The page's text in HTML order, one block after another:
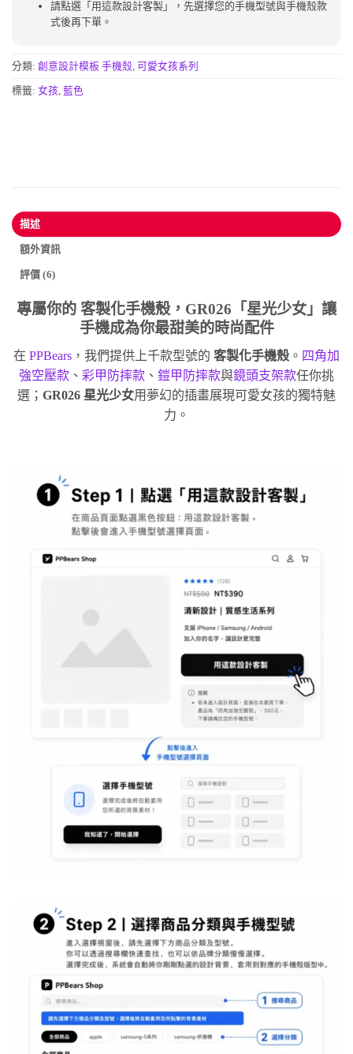
請點選「用這款設計客製」，先選擇您的手機型號與手機殼款
式後再下單。
分類: 創意設計模板 手機殼 可愛女孩系列
標籤: 女孩 藍色
描述
額外資訊
評價 (6)
專屬你的 客製化手機殼，GR026「星光少女」讓
手機成為你最甜美的時尚配件
在 PPBears ，我們提供上千款型號的 客製化手機殼 。 四角加
強空壓款 、 彩甲防摔款 、 鎧甲防摔款與鏡頭支架款任你挑
選； GR026 星光少女用夢幻的插畫展現可愛女孩的獨特魅
力。